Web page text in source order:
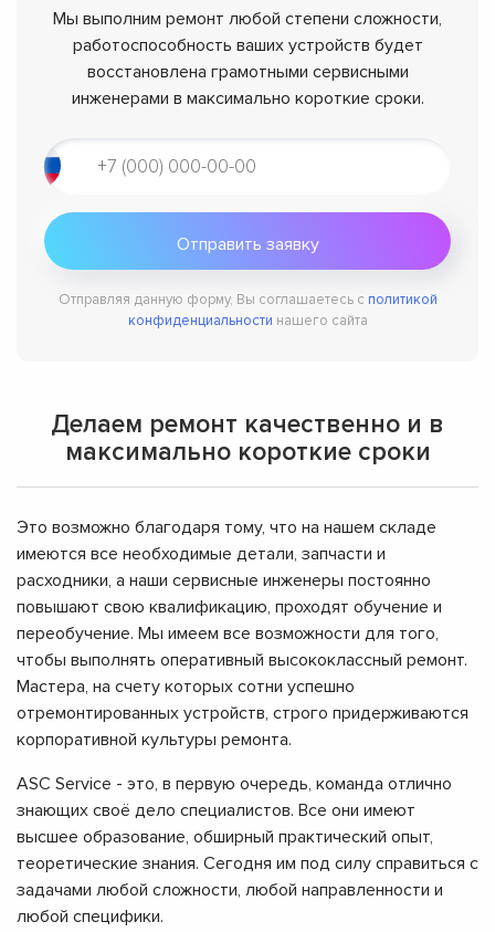
Мы выполним ремонт любой степени сложности,
работоспособность ваших устройств будет
восстановлена грамотными сервисными
инженерами в максимально короткие сроки.
Отправляя данную форму, Вы соглашаетесь с политикой
конфиденциальности нашего сайта
Делаем ремонт качественно и в
максимально короткие сроки
Это возможно благодаря тому, что на нашем складе
имеются все необходимые детали, запчасти и
расходники, а наши сервисные инженеры постоянно
повышают свою квалификацию, проходят обучение и
переобучение. Мы имеем все возможности для того,
чтобы выполнять оперативный высококлассный ремонт.
Мастера, на счету которых сотни успешно
отремонтированных устройств, строго придерживаются
корпоративной культуры ремонта.
ASC Service - это, в первую очередь, команда отлично
знающих своё дело специалистов. Все они имеют
высшее образование, обширный практический опыт,
теоретические знания. Сегодня им под силу справиться с
задачами любой сложности, любой направленности и
любой специфики.